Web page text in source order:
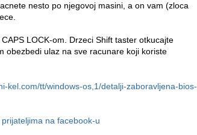
nesto po njegovoj masini, a on vam (zloca
LOCK-om. Drzeci Shift taster otkucajte
obezbedi ulaz na sve racunare koji koriste
kel.com/tt/windows-os,1/detalji-zaboravljena-bios-
prijateljima na facebook-u